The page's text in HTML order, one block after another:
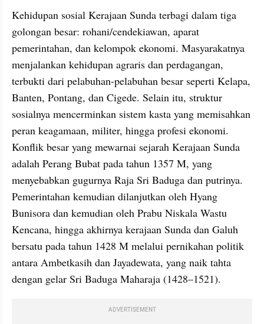
Kehidupan sosial Kerajaan Sunda terbagi dalam tiga
golongan besar: rohani/cendekiawan, aparat
pemerintahan, dan kelompok ekonomi. Masyarakatnya
menjalankan kehidupan agraris dan perdagangan,
terbukti dari pelabuhan-pelabuhan besar seperti Kelapa,
Banten, Pontang, dan Cigede. Selain itu, struktur
sosialnya mencerminkan sistem kasta yang memisahkan
peran keagamaan, militer, hingga profesi ekonomi.
Konflik besar yang mewarnai sejarah Kerajaan Sunda
adalah Perang Bubat pada tahun 1357 M, yang
menyebabkan gugurnya Raja Sri Baduga dan putrinya.
Pemerintahan kemudian dilanjutkan oleh Hyang
Bunisora dan kemudian oleh Prabu Niskala Wastu
Kencana, hingga akhirnya kerajaan Sunda dan Galuh
bersatu pada tahun 1428 M melalui pernikahan politik
antara Ambetkasih dan Jayadewata, yang naik tahta
dengan gelar Sri Baduga Maharaja (1428–1521).
ADVERTISEMENT